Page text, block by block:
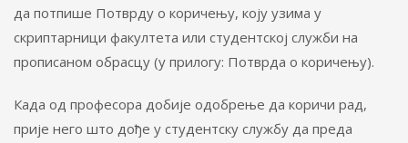
да потпише Потврду о коричењу, коју узима у
скриптарници факултета или студентској служби на
прописаном обрасцу (у прилогу: Потврда о коричењу).
Када од професора добије одобрење да коричи рад,
прије него што дође у студентску службу да преда